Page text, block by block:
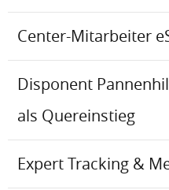
Center-Mitarbeiter
Disponent
als Quereinstieg
Expert Tracking &